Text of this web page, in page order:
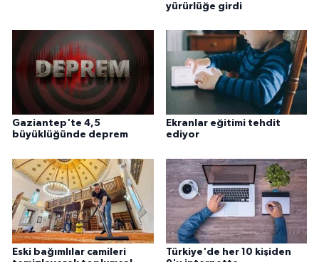
yürürlüğe girdi
Gaziantep'te 4,5
büyüklüğünde deprem
Ekranlar eğitimi tehdit
ediyor
Eski bağımlılar camileri
Türkiye'de her 10 kişiden